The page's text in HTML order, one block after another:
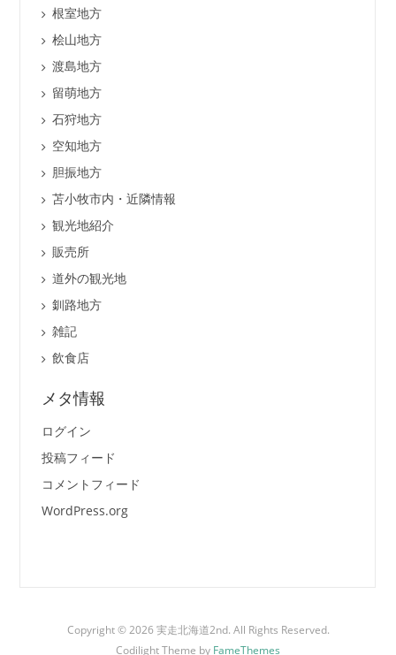
根室地方
桧山地方
渡島地方
留萌地方
石狩地方
空知地方
胆振地方
苫小牧市内・近隣情報
観光地紹介
販売所
道外の観光地
釧路地方
雑記
飲食店
メタ情報
ログイン
投稿フィード
コメントフィード
WordPress.org
Copyright © 2026 実走北海道2nd. All Rights Reserved.
Codilight Theme by FameThemes